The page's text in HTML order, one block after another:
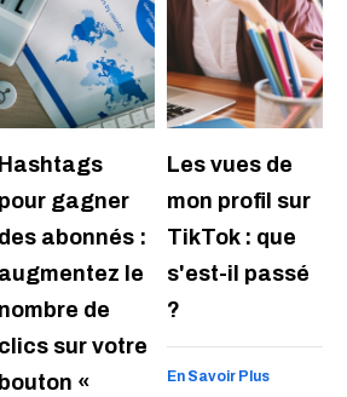
Hashtags
pour gagner
des abonnés :
augmentez le
nombre de
clics sur votre
bouton «
Les vues de
mon profil sur
TikTok : que
s'est-il passé
?
En Savoir Plus